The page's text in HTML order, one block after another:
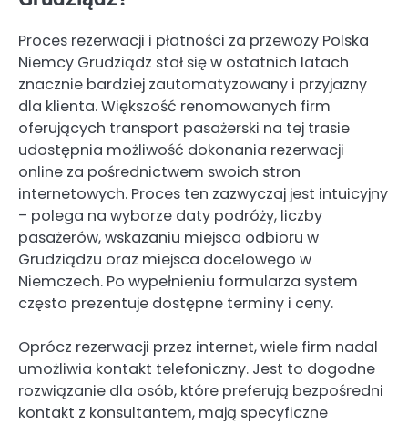
Proces rezerwacji i płatności za przewozy Polska
Niemcy Grudziądz stał się w ostatnich latach
znacznie bardziej zautomatyzowany i przyjazny
dla klienta. Większość renomowanych firm
oferujących transport pasażerski na tej trasie
udostępnia możliwość dokonania rezerwacji
online za pośrednictwem swoich stron
internetowych. Proces ten zazwyczaj jest intuicyjny
– polega na wyborze daty podróży, liczby
pasażerów, wskazaniu miejsca odbioru w
Grudziądzu oraz miejsca docelowego w
Niemczech. Po wypełnieniu formularza system
często prezentuje dostępne terminy i ceny.
Oprócz rezerwacji przez internet, wiele firm nadal
umożliwia kontakt telefoniczny. Jest to dogodne
rozwiązanie dla osób, które preferują bezpośredni
kontakt z konsultantem, mają specyficzne